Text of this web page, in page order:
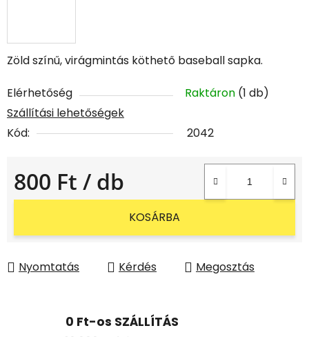
Zöld színű, virágmintás köthető baseball sapka.
Elérhetőség Raktáron (1 db)
Szállítási lehetőségek
Kód:
2042
800 Ft / db
Egységár:
KOSÁRBA
Nyomtatás Kérdés Megosztás
0 Ft-os SZÁLLÍTÁS